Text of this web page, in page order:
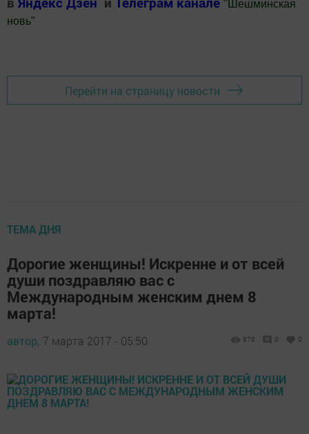
" Шешминская
новь"
Перейти на страницу новости
ТЕМА ДНЯ
Дорогие женщины! Искренне и от всей
души поздравляю вас с
Международным женским днем 8
марта!
автор, 7 марта 2017 - 05:50 876 0 0